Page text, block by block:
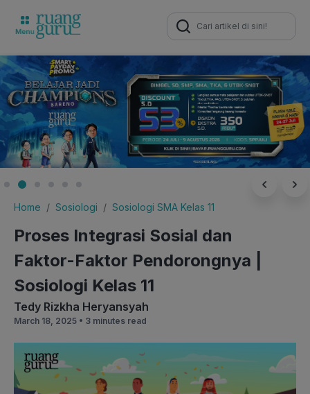
Search
for:
Home Sosiologi Sosiologi SMA Kelas 11
Proses Integrasi Sosial dan
Faktor-Faktor Pendorongnya |
Sosiologi Kelas 11
Tedy Rizkha Heryansyah
March 18, 2025 • 3 minutes read